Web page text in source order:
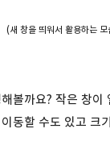
(새 창을 띄워서 활용하는 모
볼까요? 작은 창이
동할 수도 있고 크